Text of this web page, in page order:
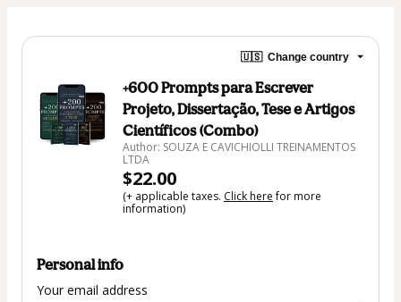
🇺🇸 Change country
+600 Prompts para Escrever
Projeto, Dissertação, Tese e Artigos
Científicos (Combo)
Author: SOUZA E CAVICHIOLLI TREINAMENTOS
LTDA
$22.00
(+ applicable taxes. Click herefor more
information)
Personal info
Your email address